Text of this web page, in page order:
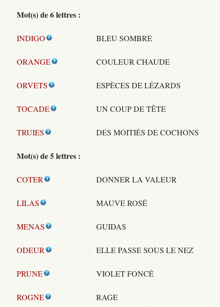
Mot(s) de 6 lettres :
INDIGO BLEU SOMBRE
ORANGE COULEUR CHAUDE
ORVETS ESPÈCES DE LÉZARDS
TOCADE UN COUP DE TÊTE
TRUIES DES MOITIÉS DE COCHONS
Mot(s) de 5 lettres :
COTER DONNER LA VALEUR
LILAS MAUVE ROSÉ
MENAS GUIDAS
ODEUR ELLE PASSE SOUS LE NEZ
PRUNE VIOLET FONCÉ
ROGNE RAGE